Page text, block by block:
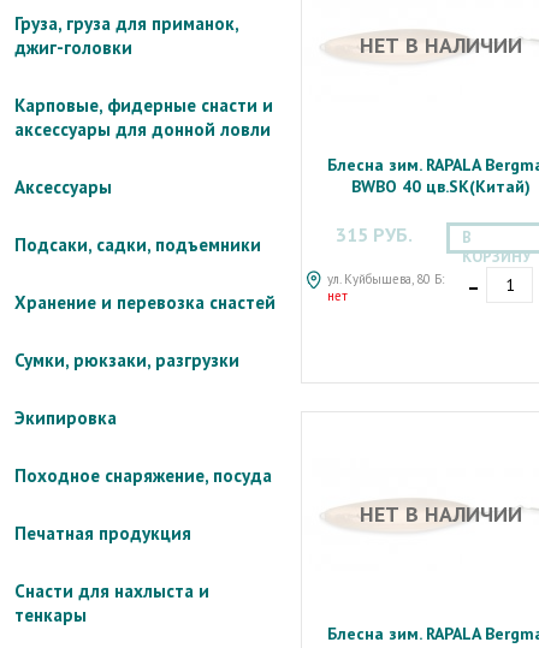
Груза, груза для приманок,
джиг-головки
Карповые, фидерные снасти и
аксессуары для донной ловли
Аксессуары
Подсаки, садки, подъемники
Хранение и перевозка снастей
Сумки, рюкзаки, разгрузки
Экипировка
Походное снаряжение, посуда
Печатная продукция
Снасти для нахлыста и
тенкары
НЕТ В НАЛИЧИИ
Блесна зим. RAPALA
BWBO 40 цв.SK(Китай)
315 РУБ.
ул. Куйбышева, 80 Б:
нет
В
КОРЗИНУ
-
НЕТ В НАЛИЧИИ
Блесна зим. RAPALA